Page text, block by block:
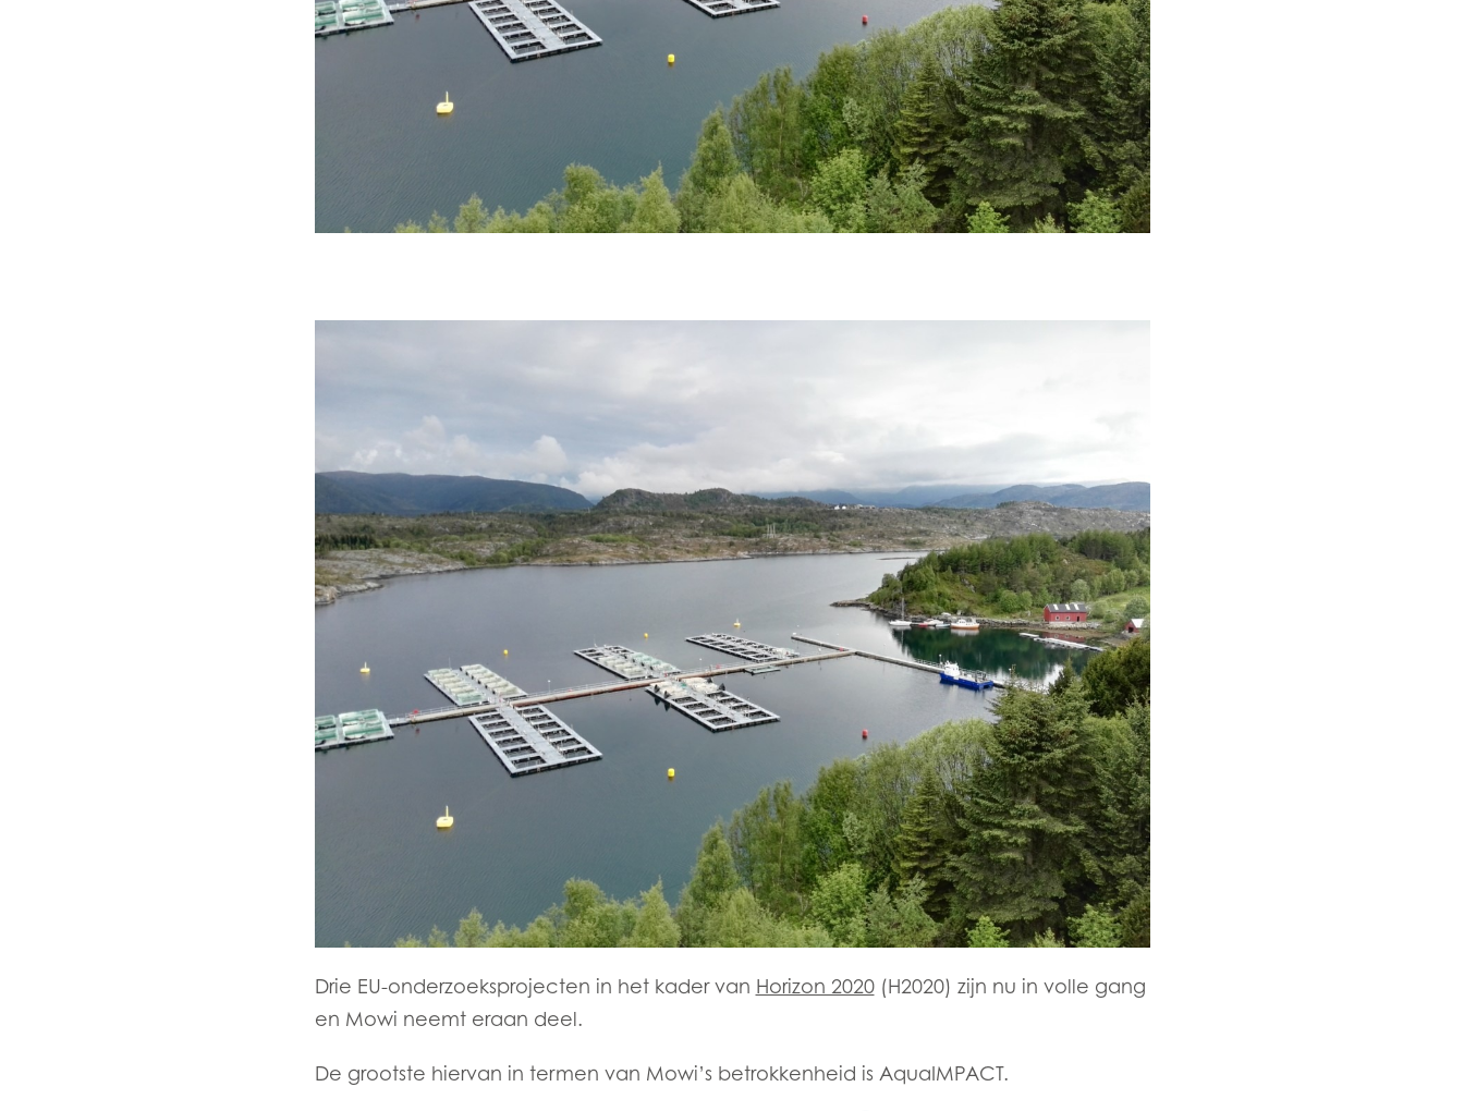
Drie EU-onderzoeksprojecten in het kader van Horizon 2020(H2020) zijn nu in volle gang
en Mowi neemt eraan deel.
De grootste hiervan in termen van Mowi’s betrokkenheid is AquaIMPACT.